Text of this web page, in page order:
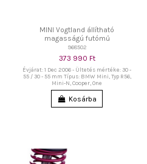
MINI Vogtland állítható
magasságú futómű
968502
373 990 Ft
Évjárat: 1 Dec 2006 - Ültetés mértéke: 30 -
55 / 30 - 55 mm Típus: BMW Mini, Typ R56,
Mini-N, Cooper, One
Kosárba